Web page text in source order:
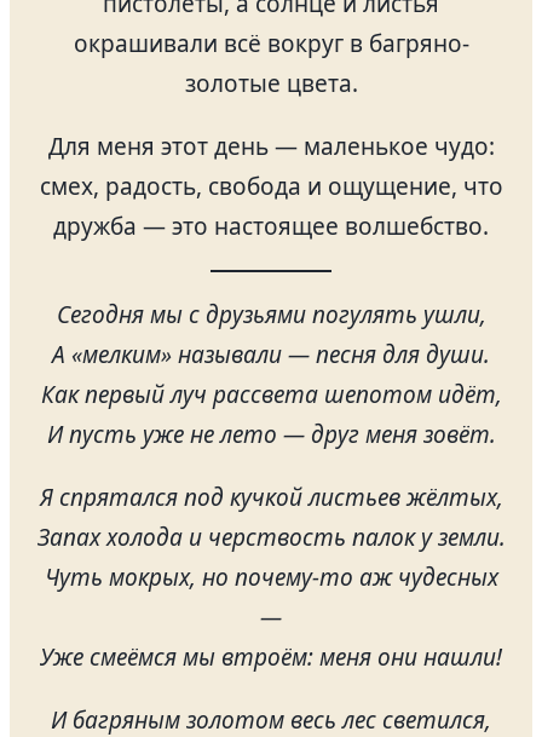
окрашивали всё вокруг в багряно-
золотые цвета.
Для меня этот день — маленькое чудо:
смех, радость, свобода и ощущение, что
дружба — это настоящее волшебство.
Сегодня мы с друзьями погулять ушли,
А «мелким» называли — песня для души.
Как первый луч рассвета шепотом идёт,
И пусть уже не лето — друг меня зовёт.
Я спрятался под кучкой листьев жёлтых,
Запах холода и черствость палок у земли.
Чуть мокрых, но почему-то аж чудесных
—
Уже смеёмся мы втроём: меня они нашли!
И багряным золотом весь лес светился,